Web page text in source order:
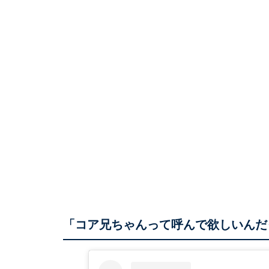
「コア兄ちゃんって呼んで欲しいん